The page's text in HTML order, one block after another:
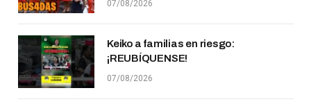
07/08/2026
Keiko a familias en riesgo:
¡REUBÍQUENSE!
07/08/2026